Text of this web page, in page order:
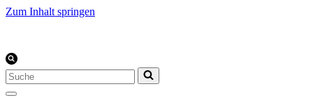
Zum Inhalt springen
Suchen
nach …